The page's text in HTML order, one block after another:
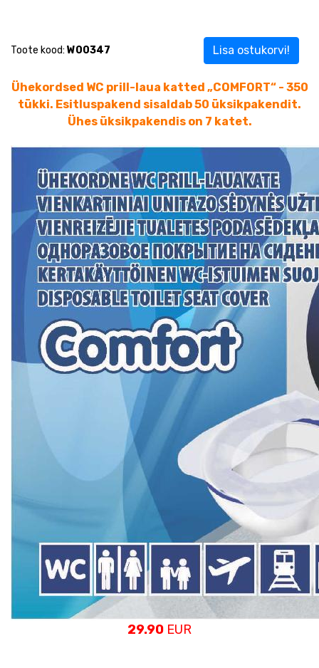
Toote kood: W00347 Lisa ostukorvi!
Ühekordsed WC prill-laua katted „COMFORT“ - 350
tükki. Esitluspakend sisaldab 50 üksikpakendit.
Ühes üksikpakendis on 7 katet.
29.90 EUR